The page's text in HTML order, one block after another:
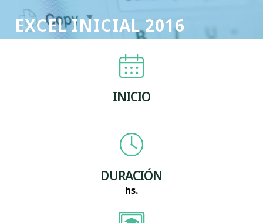
EXCEL INICIAL 2016
INICIO
DURACIÓN
hs.